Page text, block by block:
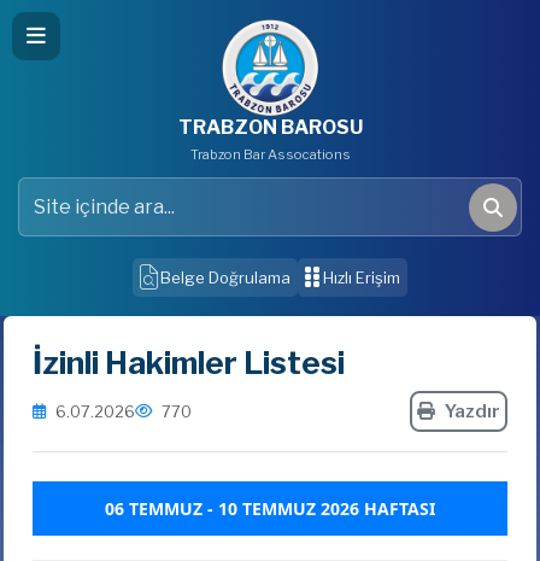
TRABZON BAROSU
Trabzon Bar Assocations
Site içinde ara
Ara
Belge Doğrulama Hızlı Erişim
İzinli Hakimler Listesi
6.07.2026 770 Yazdır
06 TEMMUZ - 10 TEMMUZ 2026 HAFTASI